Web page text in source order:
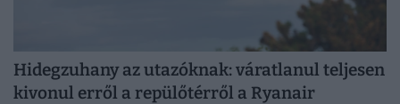
Hidegzuhany az utazóknak: váratlanul teljesen
kivonul erről a repülőtérről a Ryanair